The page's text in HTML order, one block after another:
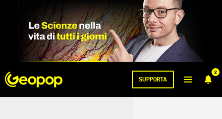
2
SUPPORTA